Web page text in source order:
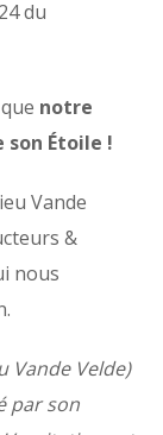
du
notre
Étoile !
Vande
&
nous
Vande Velde)
par son